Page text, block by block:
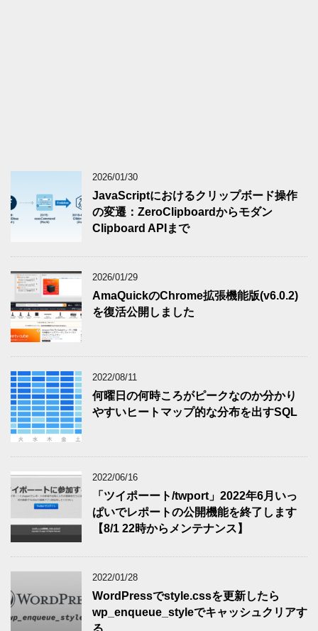
2026/01/30
JavaScriptにおけるクリップボード操作
の変遷：ZeroClipboardからモダン
Clipboard APIまで
2026/01/29
AmaQuickのChrome拡張機能版(v6.0.2)
を復活公開しました
2022/08/11
何曜日の何時ころがピークなのか分かり
やすいヒートマップ的な分布を出すSQL
2022/06/16
「ツイポーート/twport」2022年6月いっ
ぱいでレポートの公開機能を終了します
【8/1 22時からメンテナンス】
2022/01/28
WordPressでstyle.cssを更新したら
wp_enqueue_styleでキャッシュクリアす
る